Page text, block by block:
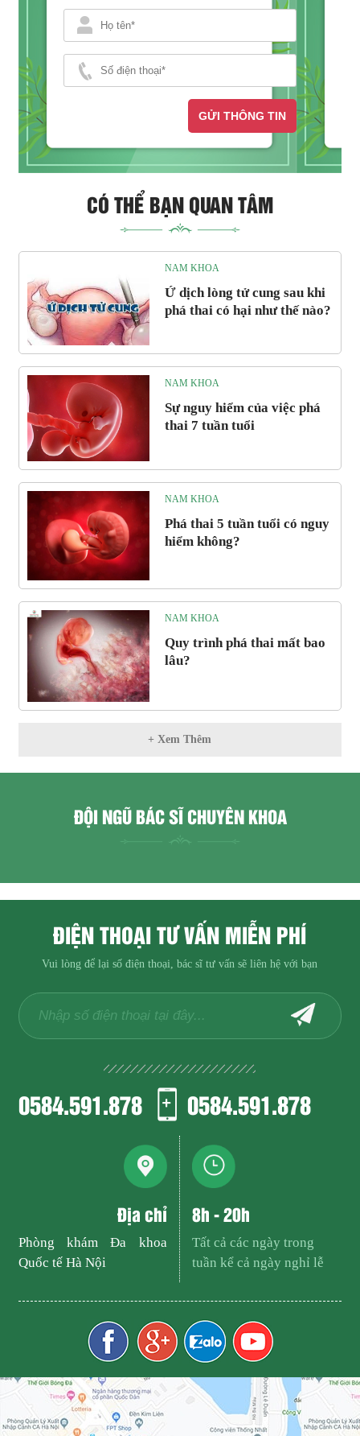
GỬI THÔNG TIN
CÓ THỂ BẠN QUAN TÂM
NAM KHOA
Ứ dịch lòng tử cung sau khi
phá thai có hại như thế nào?
NAM KHOA
Sự nguy hiểm của việc phá
thai 7 tuần tuổi
NAM KHOA
Phá thai 5 tuần tuổi có nguy
hiểm không?
NAM KHOA
Quy trình phá thai mất bao
lâu?
+ Xem Thêm
ĐỘI NGŨ BÁC SĨ CHUYÊN KHOA
ĐIỆN THOẠI TƯ VẤN MIỄN PHÍ
Vui lòng để lại số điện thoại, bác sĩ tư vấn sẽ liên hệ với bạn
0584.591.878 0584.591.878
Địa chỉ
Phòng khám Đa khoa
Quốc tế Hà Nội
8h - 20h
Tất cả các ngày trong
tuần kể cả ngày nghỉ lễ